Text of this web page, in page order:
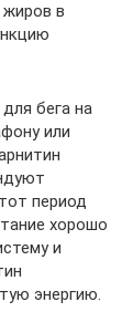
в
бега на
или
период
хорошо
и
энергию.